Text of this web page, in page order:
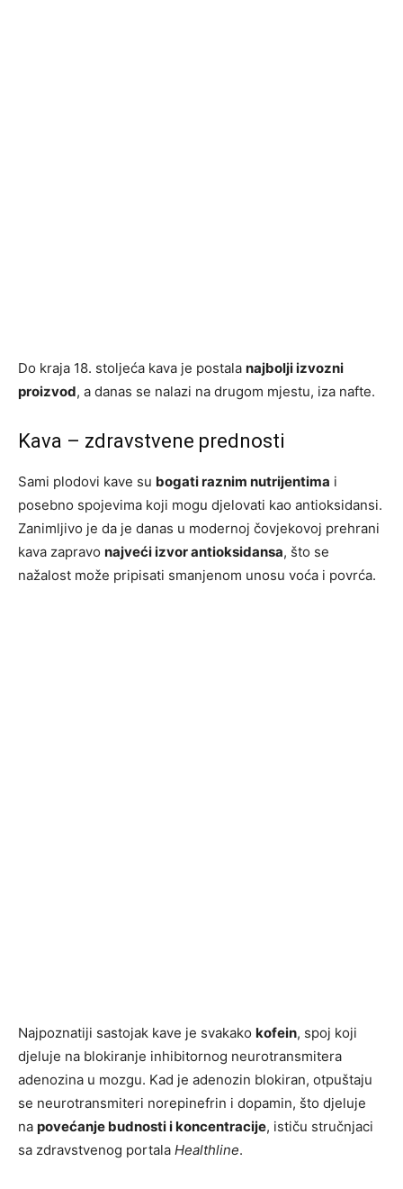
Do kraja 18. stoljeća kava je postala najbolji izvozni
proizvod, a danas se nalazi na drugom mjestu, iza nafte.
Kava – zdravstvene prednosti
Sami plodovi kave su bogati raznim nutrijentima i
posebno spojevima koji mogu djelovati kao antioksidansi.
Zanimljivo je da je danas u modernoj čovjekovoj prehrani
kava zapravo najveći izvor antioksidansa, što se
nažalost može pripisati smanjenom unosu voća i povrća.
Najpoznatiji sastojak kave je svakako kofein, spoj koji
djeluje na blokiranje inhibitornog neurotransmitera
adenozina u mozgu. Kad je adenozin blokiran, otpuštaju
se neurotransmiteri norepinefrin i dopamin, što djeluje
na povećanje budnosti i koncentracije, ističu stručnjaci
sa zdravstvenog portala Healthline.